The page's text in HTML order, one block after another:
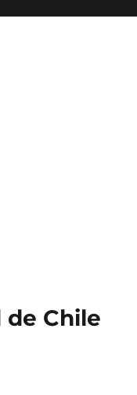
de Chile